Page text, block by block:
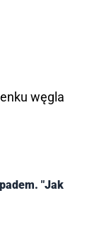
węgla
"Jak